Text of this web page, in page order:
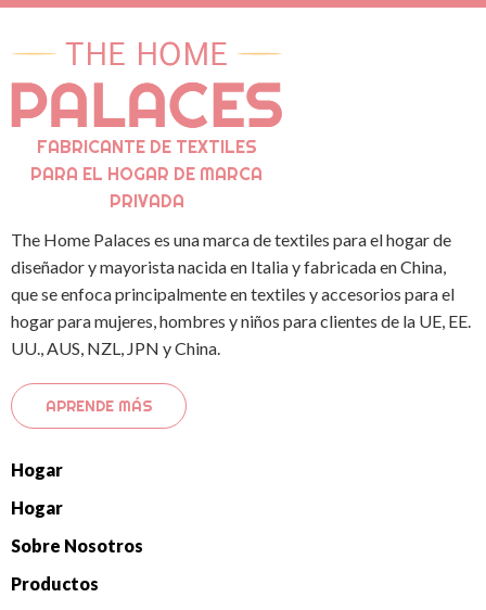
FABRICANTE DE TEXTILES
PARA EL HOGAR DE MARCA
PRIVADA
The Home Palaces es una marca de textiles para el hogar de
diseñador y mayorista nacida en Italia y fabricada en China,
que se enfoca principalmente en textiles y accesorios para el
hogar para mujeres, hombres y niños para clientes de la UE, EE.
UU., AUS, NZL, JPN y China.
APRENDE MÁS
Hogar
Hogar
Sobre Nosotros
Productos